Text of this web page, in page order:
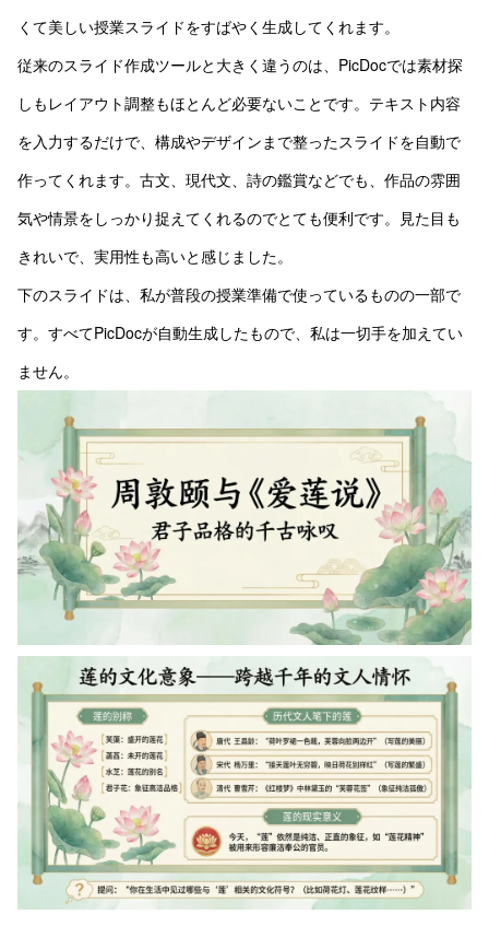
くて美しい授業スライドをすばやく生成してくれます。
従来のスライド作成ツールと大きく違うのは、PicDocでは素材探
しもレイアウト調整もほとんど必要ないことです。テキスト内容
を入力するだけで、構成やデザインまで整ったスライドを自動で
作ってくれます。古文、現代文、詩の鑑賞などでも、作品の雰囲
気や情景をしっかり捉えてくれるのでとても便利です。見た目も
きれいで、実用性も高いと感じました。
下のスライドは、私が普段の授業準備で使っているものの一部で
す。すべてPicDocが自動生成したもので、私は一切手を加えてい
ません。